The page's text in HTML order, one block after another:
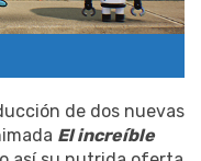
de dos nuevas
El increíble